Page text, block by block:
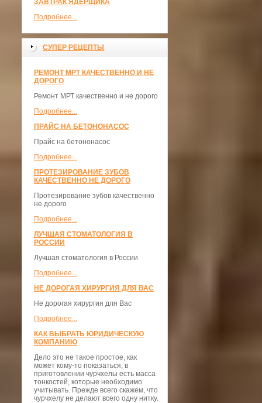
ЗАВТРАК ЯДЕРЩИКА
Подробнее...
СУПЕР РЕЦЕПТЫ
РЕМОНТ МРТ КАЧЕСТВЕННО И НЕ
ДОРОГО
Ремонт МРТ качественно и не дорого
Подробнее...
ПРАЙС НА БЕТОНОНАСОС
Прайс на бетононасос
Подробнее...
ПРОТЕЗИРОВАНИЕ ЗУБОВ
КАЧЕСТВЕННО НЕ ДОРОГО
Протезирование зубов качественно
не дорого
Подробнее...
ЛУЧШАЯ СТОМАТОЛОГИЯ В
РОССИИ
Лучшая стоматология в России
Подробнее...
НЕ ДОРОГАЯ ХИРУРГИЯ ДЛЯ ВАС
Не дорогая хирургия для Вас
Подробнее...
КАК ВЫБРАТЬ ЮРИДИЧЕСКУЮ
КОМПАНИЮ
Дело это не такое простое, как
может кому-то показаться, в
приготовлении чурчхелы есть масса
тонкостей, которые необходимо
учитывать. Прежде всего скажем, что
чурчхелу не делают всего одну нитку.